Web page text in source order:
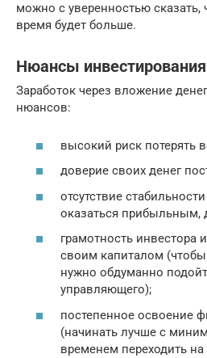
можно с уверенностью
время будет больше.
Нюансы инвестирования
Заработок через вложение
нюансов:
высокий риск потерять
доверие своих денег
отсутствие
оказаться прибыльным,
грамотность инвестора
своим капиталом (чтобы
нужно обдуманно
управляющего);
постепенное освоение
(начинать лучше с
временем переходить